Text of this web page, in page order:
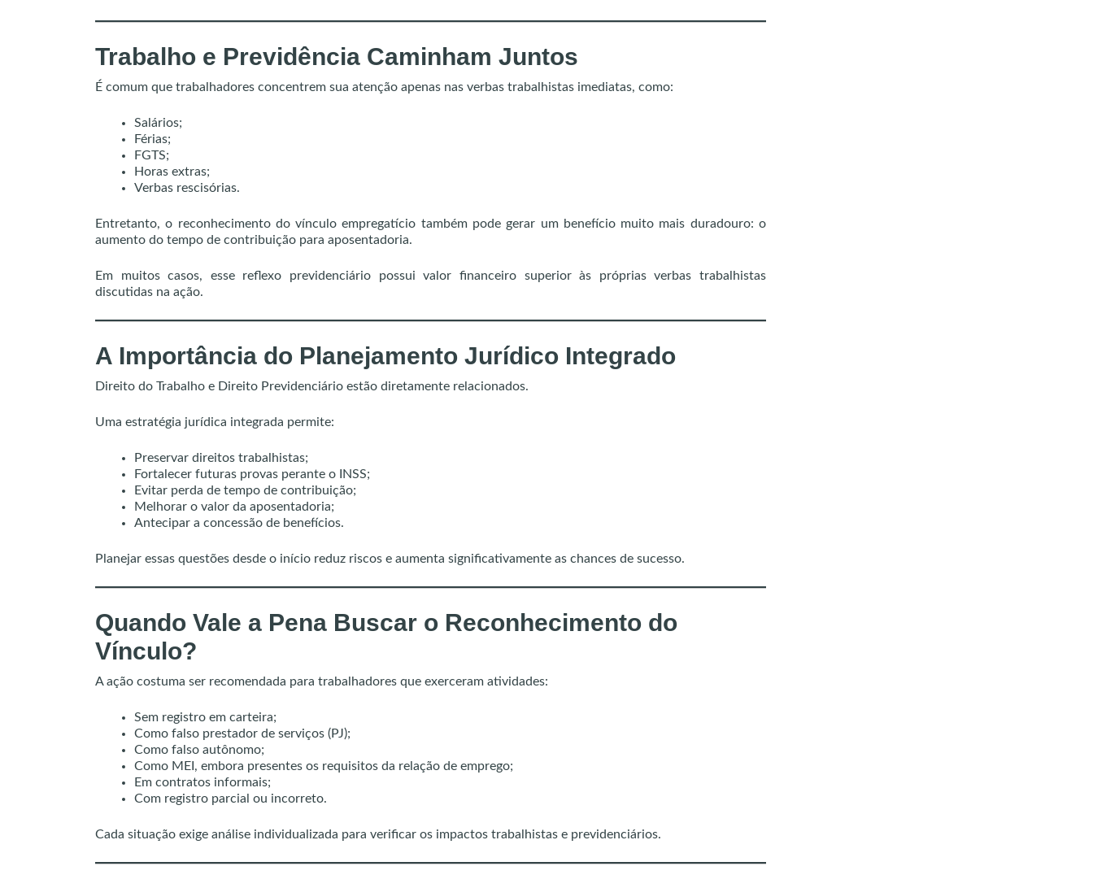
Trabalho e Previdência Caminham Juntos
É comum que trabalhadores concentrem sua atenção apenas nas verbas trabalhistas imediatas, como:
Salários;
Férias;
FGTS;
Horas extras;
Verbas rescisórias.
Entretanto, o reconhecimento do vínculo empregatício também pode gerar um benefício muito mais duradouro: o
aumento do tempo de contribuição para aposentadoria.
Em muitos casos, esse reflexo previdenciário possui valor financeiro superior às próprias verbas trabalhistas
discutidas na ação.
A Importância do Planejamento Jurídico Integrado
Direito do Trabalho e Direito Previdenciário estão diretamente relacionados.
Uma estratégia jurídica integrada permite:
Preservar direitos trabalhistas;
Fortalecer futuras provas perante o INSS;
Evitar perda de tempo de contribuição;
Melhorar o valor da aposentadoria;
Antecipar a concessão de benefícios.
Planejar essas questões desde o início reduz riscos e aumenta significativamente as chances de sucesso.
Quando Vale a Pena Buscar o Reconhecimento do
Vínculo?
A ação costuma ser recomendada para trabalhadores que exerceram atividades:
Sem registro em carteira;
Como falso prestador de serviços (PJ);
Como falso autônomo;
Como MEI, embora presentes os requisitos da relação de emprego;
Em contratos informais;
Com registro parcial ou incorreto.
Cada situação exige análise individualizada para verificar os impactos trabalhistas e previdenciários.